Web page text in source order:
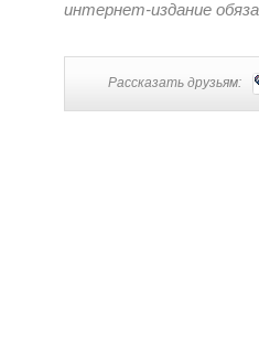
интернет-издание
Рассказать друзьям: